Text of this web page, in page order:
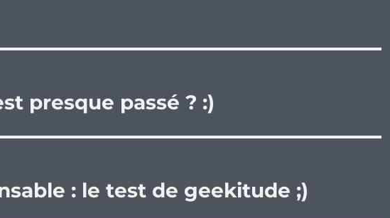
presque passé ? :)
: le test de geekitude ;)